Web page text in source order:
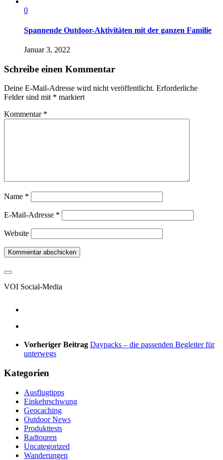
0
Spannende Outdoor-Aktivitäten mit der ganzen Familie
Januar 3, 2022
Schreibe einen Kommentar
Deine E-Mail-Adresse wird nicht veröffentlicht. Erforderliche
Felder sind mit * markiert
Kommentar *
Name *
E-Mail-Adresse *
Website
VOI Social-Media
Vorheriger Beitrag Daypacks – die passenden Begleiter für
unterwegs
Kategorien
Ausflugtipps
Einkehrschwung
Geocaching
Outdoor News
Produkttests
Radtouren
Uncategorized
Wanderungen